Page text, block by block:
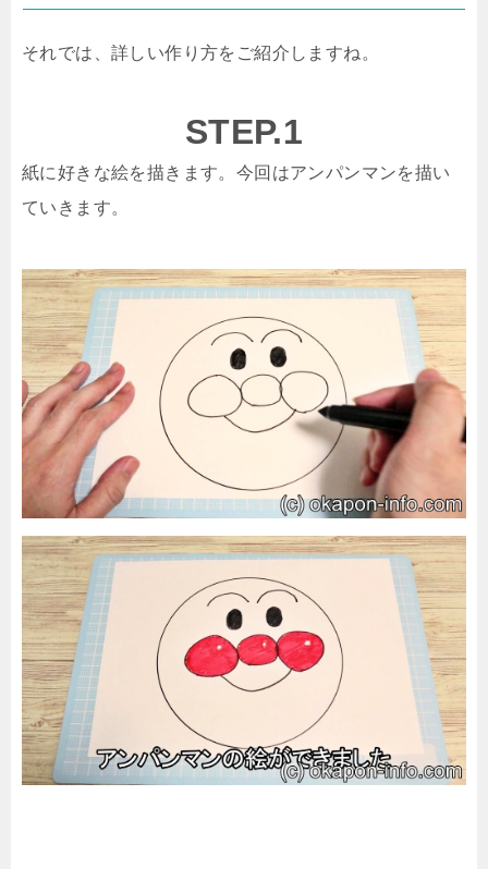
それでは、詳しい作り方をご紹介しますね。
STEP.1
紙に好きな絵を描きます。今回はアンパンマンを描い
ていきます。